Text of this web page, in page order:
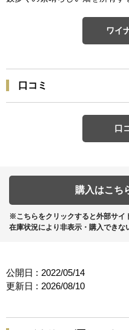
ワイ
口コミ
口
購入はこち
※こちらをクリックすると外部サイ
在庫状況により非表示・購入できな
公開日 : 2022/05/14
更新日 : 2026/08/10